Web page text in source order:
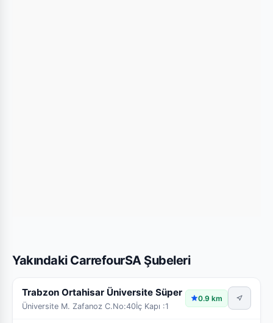
Yakındaki CarrefourSA Şubeleri
Trabzon Ortahisar Üniversite Süper Açık
Üniversite M. Zafanoz C.No:40İç Kapı :1
0.9 km